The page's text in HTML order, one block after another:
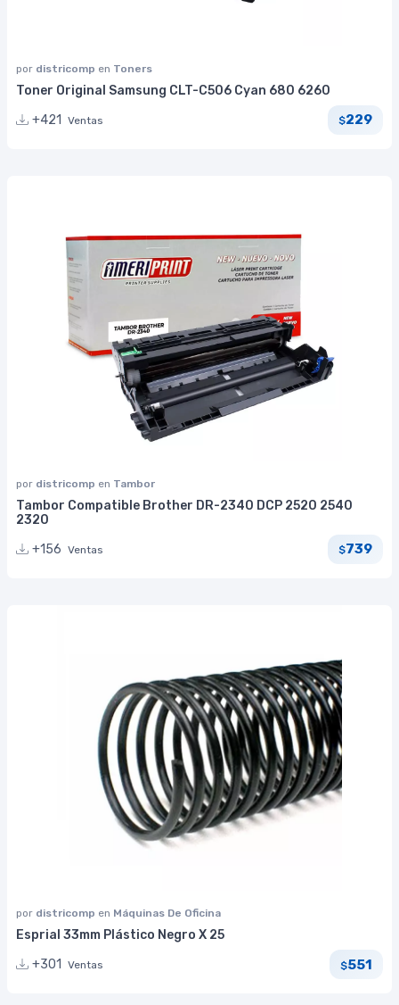
por districomp en Toners
Toner Original Samsung CLT-C506 Cyan 680 6260
+421
Ventas $229
por districomp en Tambor
Tambor Compatible Brother DR-2340 DCP 2520 2540
2320
+156 Ventas $739
por districomp en Máquinas De Oficina
Esprial 33mm Plástico Negro X 25
+301
Ventas $551